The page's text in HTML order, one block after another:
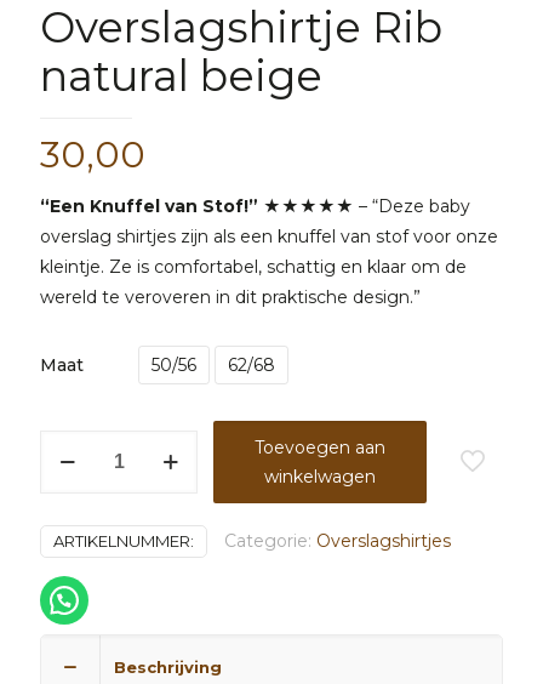
Overslagshirtje Rib
natural beige
30,00
“Een Knuffel van Stof!” ★★★★★ – “Deze baby
overslag shirtjes zijn als een knuffel van stof voor onze
kleintje. Ze is comfortabel, schattig en klaar om de
wereld te veroveren in dit praktische design.”
Maat 50/56 62/68
beige
Toevoegen aan
winkelwagen
ARTIKELNUMMER: Categorie: Overslagshirtjes
Beschrijving